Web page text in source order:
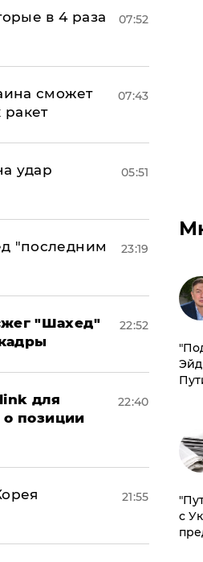
в 4 раза
07:52
сможет
ракет
07:43
удар
05:51
"последним
23:19
"Шахед"
22:52
для
о позиции
22:40
21:55
с